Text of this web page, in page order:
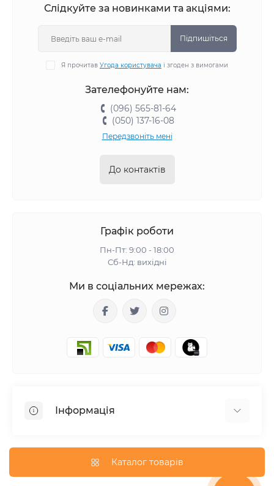
Слідкуйте за новинками та акціями:
Підпишіться
Я прочитав Угода користувача і згоден з вимогами
Зателефонуйте нам:
(096) 565-81-64
(050) 137-16-08
Передзвоніть мені
До контактів
Графік роботи
Пн-Пт: 9:00 - 18:00
Сб-Нд: вихідні
Ми в соціальних мережах:
Інформація
Оплата
Каталог товарів